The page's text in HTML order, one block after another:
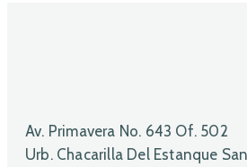
Av. Primavera No. 643 Of. 502
Urb. Chacarilla Del Estanque